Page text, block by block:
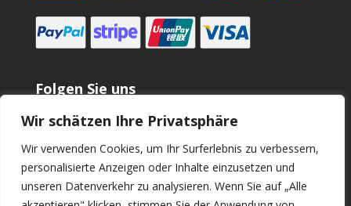
Wir schätzen Ihre Privatsphäre
Wir verwenden Cookies, um Ihr Surferlebnis zu verbessern,
personalisierte Anzeigen oder Inhalte einzusetzen und
unseren Datenverkehr zu analysieren. Wenn Sie auf „Alle
Folgen Sie uns